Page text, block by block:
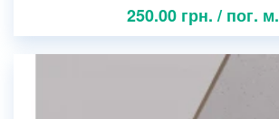
250.00 грн. / пог. м.